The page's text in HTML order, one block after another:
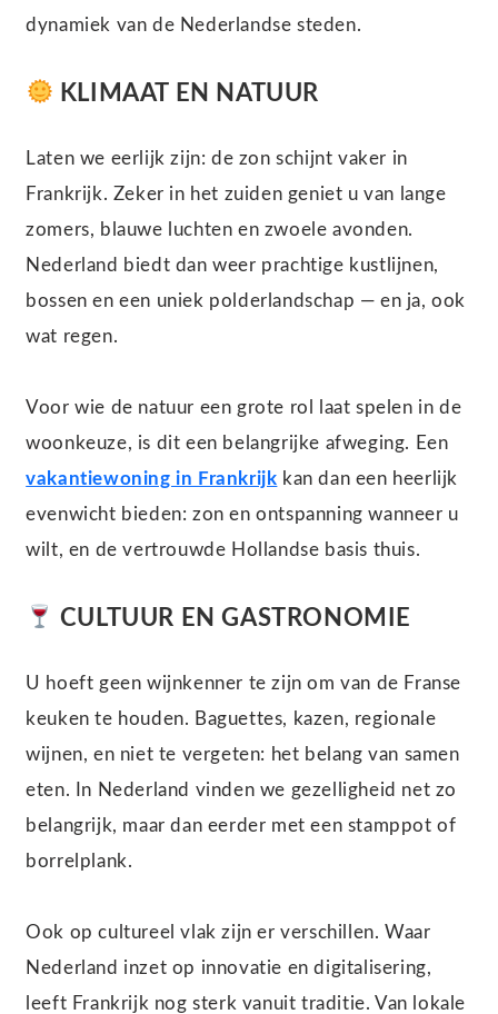
dynamiek van de Nederlandse steden.
KLIMAAT EN NATUUR
Laten we eerlijk zijn: de zon schijnt vaker in
Frankrijk. Zeker in het zuiden geniet u van lange
zomers, blauwe luchten en zwoele avonden.
Nederland biedt dan weer prachtige kustlijnen,
bossen en een uniek polderlandschap — en ja, ook
wat regen.
Voor wie de natuur een grote rol laat spelen in de
woonkeuze, is dit een belangrijke afweging. Een
vakantiewoning in Frankrijk kan dan een heerlijk
evenwicht bieden: zon en ontspanning wanneer u
wilt, en de vertrouwde Hollandse basis thuis.
CULTUUR EN GASTRONOMIE
U hoeft geen wijnkenner te zijn om van de Franse
keuken te houden. Baguettes, kazen, regionale
wijnen, en niet te vergeten: het belang van samen
eten. In Nederland vinden we gezelligheid net zo
belangrijk, maar dan eerder met een stamppot of
borrelplank.
Ook op cultureel vlak zijn er verschillen. Waar
Nederland inzet op innovatie en digitalisering,
leeft Frankrijk nog sterk vanuit traditie. Van lokale